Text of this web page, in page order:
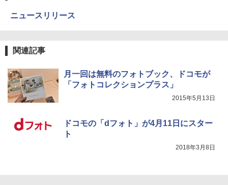
ニュースリリース
関連記事
月一回は無料のフォトブック、ドコモが
「フォトコレクションプラス」
2015年5月13日
ドコモの「dフォト」が4月11日にスター
ト
2018年3月8日